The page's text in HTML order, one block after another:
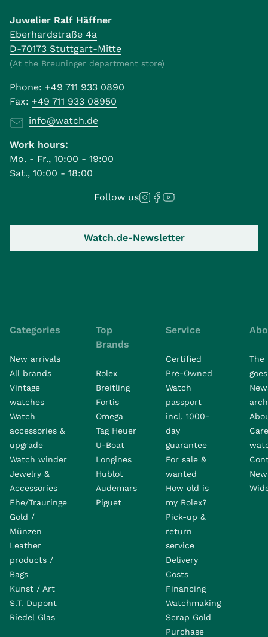
Juwelier Ralf Häffner
Eberhardstraße 4a
D-70173 Stuttgart-Mitte
(At the Breuninger department store)
Phone: +49 711 933 0890
Fax: +49 711 933 08950
info@watch.de
Work hours:
Mo. - Fr., 10:00 - 19:00
Sat., 10:00 - 18:00
Follow us
Watch.de-Newsletter
Categories
New arrivals
All brands
Vintage
watches
Watch
accessories &
upgrade
Watch winder
Jewelry &
Accessories
Ehe/Trauringe
Gold /
Münzen
Leather
products /
Bags
Kunst / Art
S.T. Dupont
Riedel Glas
Top
Brands
Rolex
Breitling
Fortis
Omega
Tag Heuer
U-Boat
Longines
Hublot
Audemars
Piguet
Service
Certified
Pre-Owned
Watch
passport
incl. 1000-
day
guarantee
For sale &
wanted
How old is
my Rolex?
Pick-up &
return
service
Delivery
Costs
Financing
Watchmaking
Scrap Gold
Purchase
The